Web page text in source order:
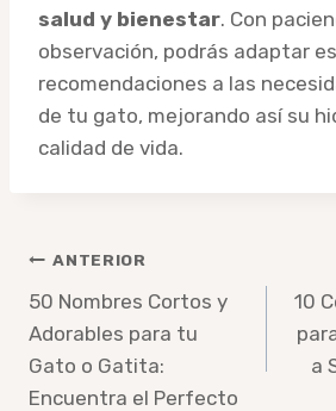
salud y bienestar. Con
observación, podrás adaptar
recomendaciones a las
de tu gato, mejorando así su
calidad de vida.
Navegación
de
entradas
ANTERIOR
50 Nombres Cortos y
Adorables para tu
Gato o Gatita:
Encuentra el Perfecto
10
a